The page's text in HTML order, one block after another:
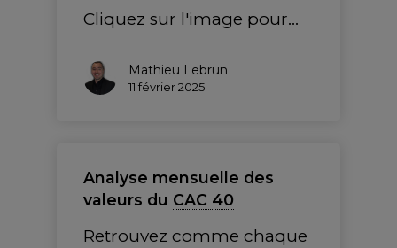
Cliquez sur l'image pour…
Mathieu Lebrun
11 février 2025
Analyse mensuelle des
valeurs du CAC 40
Retrouvez comme chaque